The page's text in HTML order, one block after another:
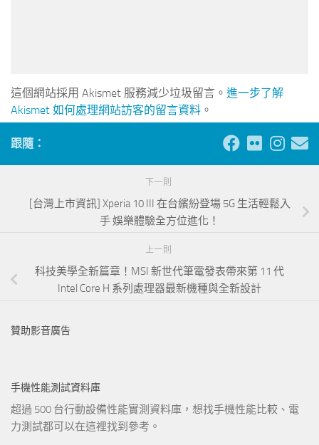
這個網站採用 Akismet 服務減少垃圾留言。 進一步了解
Akismet 如何處理網站訪客的留言資料 。
跟隨：
下一則
[台灣上市資訊] Xperia 10 III 在台繽紛登場 5G 生活輕鬆入
手 娛樂體驗全方位進化！
上一則
科技美學全新篇章！MSI 新世代筆電發表帶來第 11 代
Intel Core H 系列處理器最新機種與全新設計
贊助影音廣告
手機性能測試資料庫
超過 500 台行動設備性能實測資料庫，想找手機性能比較、電
力測試都可以在這裡找到參考。